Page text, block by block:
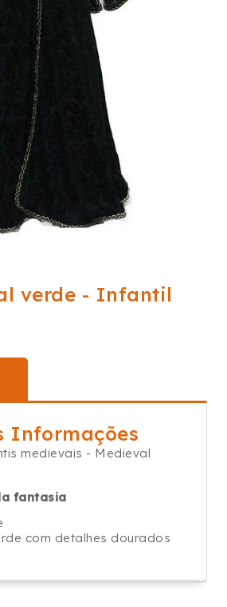
verde - Infantil
Informações
medievais - Medieval
fantasia
com detalhes dourados